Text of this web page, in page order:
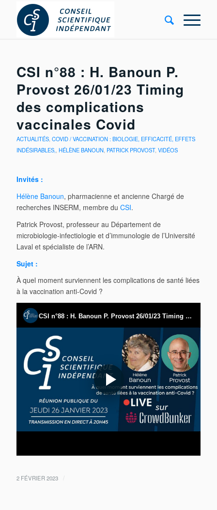
CSI n°88 : H. Banoun P.
Provost 26/01/23 Timing
des complications
vaccinales Covid
ACTUALITÉS, COVID / VACCINATION : BIOLOGIE, EFFICACITÉ, EFFETS
INDÉSIRABLES, HÉLÈNE BANOUN, PATRICK PROVOST, VIDÉOS
Invités :
Hélène Banoun, pharmacienne et ancienne Chargé de
recherches INSERM, membre du CSI.
Patrick Provost, professeur au Département de
microbiologie-infectiologie et d’immunologie de l’Université
Laval et spécialiste de l’ARN.
Sujet :
À quel moment surviennent les complications de santé liées
à la vaccination anti-Covid ?
2 FÉVRIER 2023 /